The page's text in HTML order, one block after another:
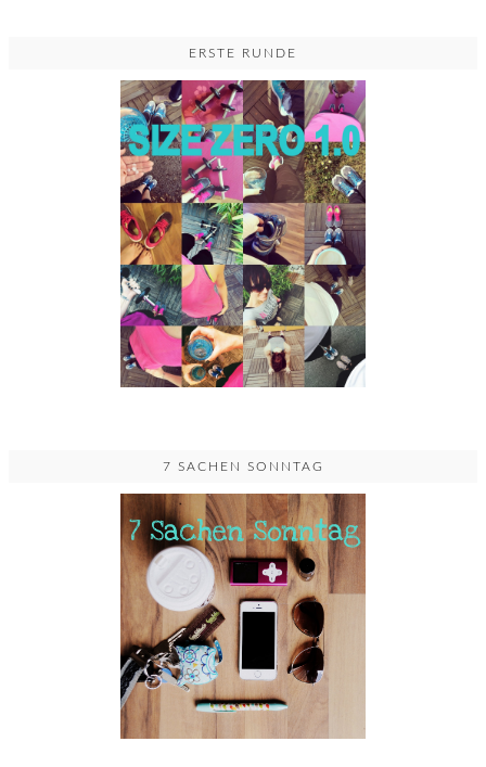
ERSTE RUNDE
7 SACHEN SONNTAG